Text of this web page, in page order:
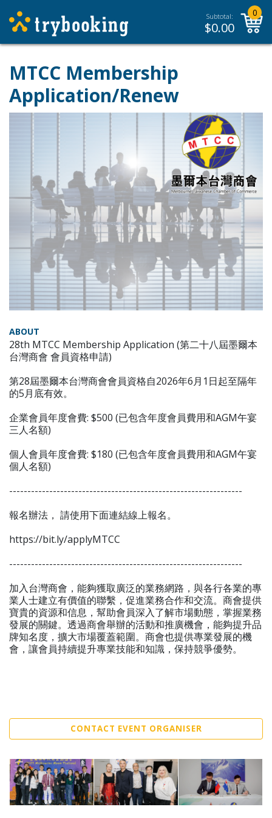
Subtotal:
$0.00
0
MTCC Membership
Application/Renew
ABOUT
28th MTCC Membership Application (第二十八屆墨爾本
台灣商會 會員資格申請)
第28屆墨爾本台灣商會會員資格自2026年6月1日起至隔年
的5月底有效。
企業會員年度會費: $500 (已包含年度會員費用和AGM午宴
三人名額)
個人會員年度會費: $180 (已包含年度會員費用和AGM午宴
個人名額)
----------------------------------------------------------------
報名辦法， 請使用下面連結線上報名。
https://bit.ly/applyMTCC
----------------------------------------------------------------
加入台灣商會，能夠獲取廣泛的業務網路，與各行各業的專
業人士建立有價值的聯繫，促進業務合作和交流。商會提供
寶貴的資源和信息，幫助會員深入了解市場動態，掌握業務
發展的關鍵。透過商會舉辦的活動和推廣機會，能夠提升品
牌知名度，擴大市場覆蓋範圍。商會也提供專業發展的機
會，讓會員持續提升專業技能和知識，保持競爭優勢。
CONTACT EVENT ORGANISER